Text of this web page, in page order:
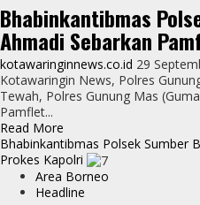
Maklumat
Kapolri
Terkait
Protocol
Kesehatan
Pelaksanaan
Tahun
2020
Bhabinkantibmas
Ahmadi Sebarkan
kotawaringinnews.co.id 29
Kotawaringin News, Polres
Tewah, Polres Gunung Mas
Pamflet...
Read More
more
about
Bhabinkantibmas
Polsek
Bhabinkantibmas Polsek Sumber
Prokes Kapolri
Area Borneo
Headline